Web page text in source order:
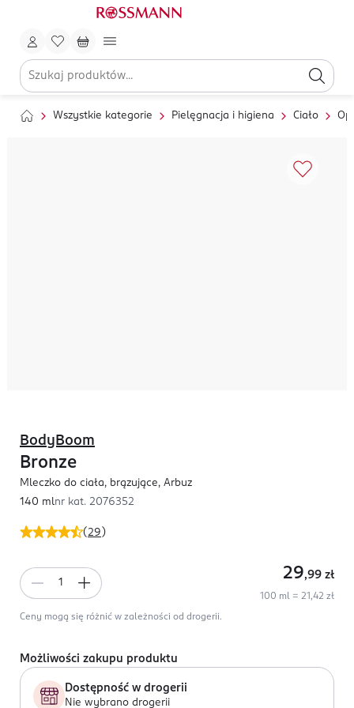
Wszystkie kategorie Pielęgnacja i higiena Ciało
(29 )
BodyBoom
Bronze
Mleczko do ciała, brązujące, Arbuz
140 mlnr kat. 2076352
29,99 zł
100 ml = 21,42 zł
Ceny mogą się różnić w zależności od drogerii.
Możliwości zakupu produktu
Dostępność w drogerii
Nie wybrano drogerii